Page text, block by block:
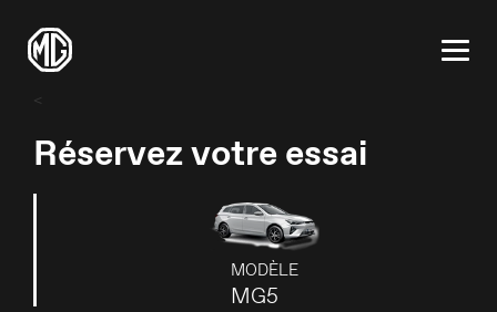
<
Réservez votre essai
MODÈLE
MG5